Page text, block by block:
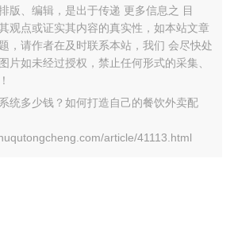
版、编辑，是出于传递 更多信息之 目
观点或证实其内容的真实性，如本站文章
，请作者在及时联系本站，我们 会尽快处
片如未经过授权，禁止任何形式的采集、
统多少钱？如何打造自己的餐饮外卖配
article/41113.html